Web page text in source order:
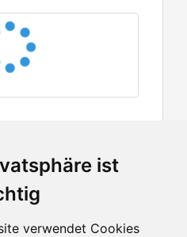
ist
verwendet Cookies